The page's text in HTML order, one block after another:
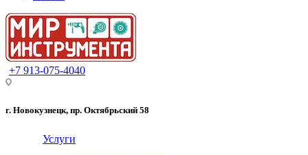
+7 913-075-4040
г. Новокузнецк, пр. Октябрьский 58
Услуги